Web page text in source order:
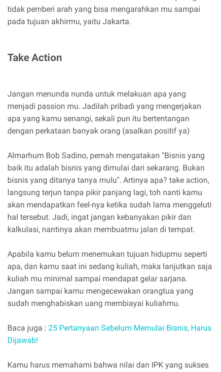
tidak pemberi arah yang bisa mengarahkan mu sampai
pada tujuan akhirmu, yaitu Jakarta.
Take Action
Jangan menunda nunda untuk melakuan apa yang
menjadi passion mu. Jadilah pribadi yang mengerjakan
apa yang kamu senangi, sekali pun itu bertentangan
dengan perkataan banyak orang (asalkan positif ya)
Almarhum Bob Sadino, pernah mengatakan "Bisnis yang
baik itu adalah bisnis yang dimulai dari sekarang. Bukan
bisnis yang ditanya tanya mulu". Artinya apa? take action,
langsung terjun tanpa pikir panjang lagi, toh nanti kamu
akan mendapatkan feel-nya ketika sudah lama menggeluti
hal tersebut. Jadi, ingat jangan kebanyakan pikir dan
kalkulasi, nantinya akan membuatmu jalan di tempat.
Apabila kamu belum menemukan tujuan hidupmu seperti
apa, dan kamu saat ini sedang kuliah, maka lanjutkan saja
kuliah mu minimal sampai mendapat gelar sarjana.
Jangan sampai kamu mengecewakan orangtua yang
sudah menghabiskan uang membiayai kuliahmu.
Baca juga : 25 Pertanyaan Sebelum Memulai Bisnis, Harus
Dijawab!
Kamu harus memahami bahwa nilai dan IPK yang sukses